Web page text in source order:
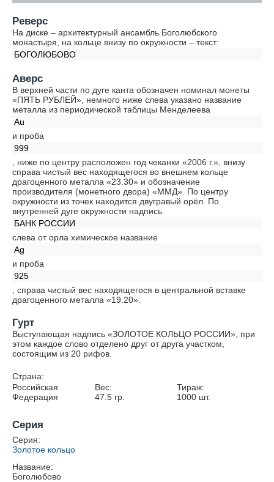
Реверс
На диске – архитектурный ансамбль Боголюбского
монастыря, на кольце внизу по окружности – текст:
БОГОЛЮБОВО
Аверс
В верхней части по дуге канта обозначен номинал монеты
«ПЯТЬ РУБЛЕЙ», немного ниже слева указано название
металла из периодической таблицы Менделеева
Au
и проба
999
, ниже по центру расположен год чеканки «2006 г.», внизу
справа чистый вес находящегося во внешнем кольце
драгоценного металла «23.30» и обозначение
производителя (монетного двора) «ММД». По центру
окружности из точек находится двугравый орёл. По
внутренней дуге окружности надпись
БАНК РОССИИ
слева от орла химическое название
Ag
и проба
925
, справа чистый вес находящегося в центральной вставке
драгоценного металла «19.20».
Гурт
Выступающая надпись «ЗОЛОТОЕ КОЛЬЦО РОССИИ», при
этом каждое слово отделено друг от друга участком,
состоящим из 20 рифов.
Страна:
Российская
Федерация
Вес:
47.5гр.
Тираж:
1000 шт.
Серия
Серия:
Золотое кольцо
Название:
Боголюбово